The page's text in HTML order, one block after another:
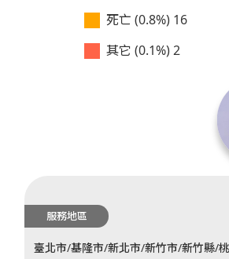
死亡 (0.8%) 16
其它 (0.1%) 2
服務地區
臺北市/基隆市/新北市/新竹市/新竹縣/